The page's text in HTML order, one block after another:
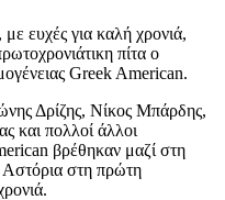
ευχές για καλή χρονιά,
πίτα ο
Greek American.
Δρίζης, Νίκος Μπάρδης,
και πολλοί άλλοι
βρέθηκαν μαζί στη
Αστόρια στη πρώτη